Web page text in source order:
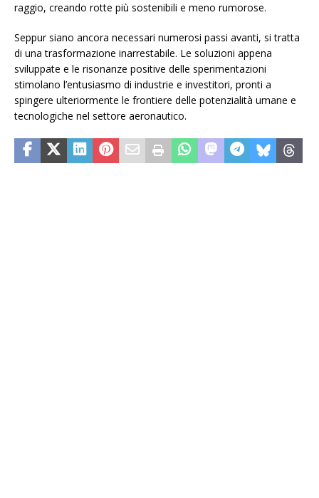
raggio, creando rotte più sostenibili e meno rumorose.
Seppur siano ancora necessari numerosi passi avanti, si tratta
di una trasformazione inarrestabile. Le soluzioni appena
sviluppate e le risonanze positive delle sperimentazioni
stimolano l’entusiasmo di industrie e investitori, pronti a
spingere ulteriormente le frontiere delle potenzialità umane e
tecnologiche nel settore aeronautico.